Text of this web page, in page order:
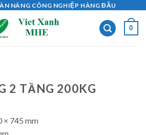
NÂNG CÔNG NGHIỆP HÀNG ĐẦU
0
2 TẦNG 200KG
× 745 mm